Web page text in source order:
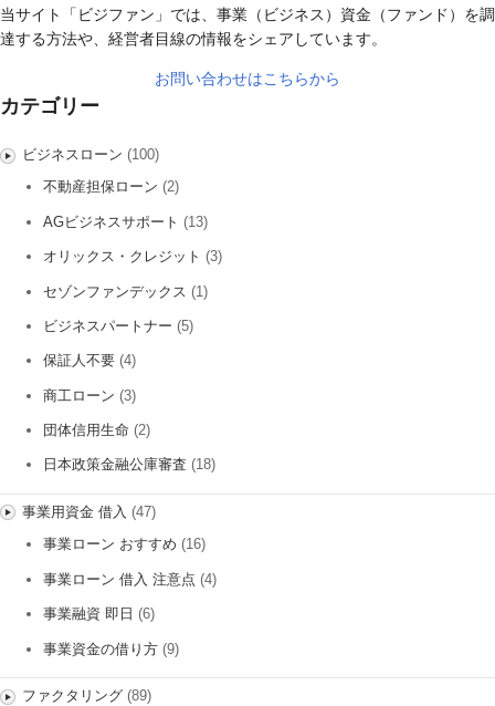
当サイト「ビジファン」では、事業（ビジネス）資金（ファンド）を調
達する方法や、経営者目線の情報をシェアしています。
お問い合わせはこちらから
カテゴリー
ビジネスローン (100)
不動産担保ローン (2)
AGビジネスサポート (13)
オリックス・クレジット (3)
セゾンファンデックス (1)
ビジネスパートナー (5)
保証人不要 (4)
商工ローン (3)
団体信用生命 (2)
日本政策金融公庫審査 (18)
事業用資金 借入 (47)
事業ローン おすすめ (16)
事業ローン 借入 注意点 (4)
事業融資 即日 (6)
事業資金の借り方 (9)
ファクタリング(89)